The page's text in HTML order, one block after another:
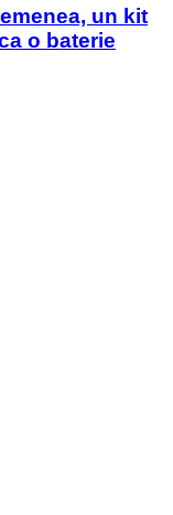
un kit
o baterie